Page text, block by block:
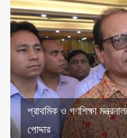
প্রাথমিক ও গণশিক্ষা
পোদ্দার